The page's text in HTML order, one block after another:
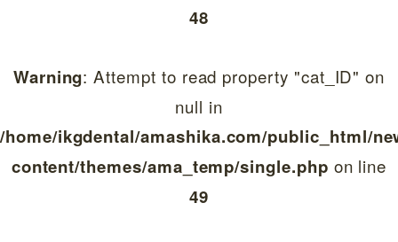
48
Warning: Attempt to read property "cat_ID" on
null in
/home/ikgdental/amashika.com/public_html/
content/themes/ama_temp/single.php on line
49